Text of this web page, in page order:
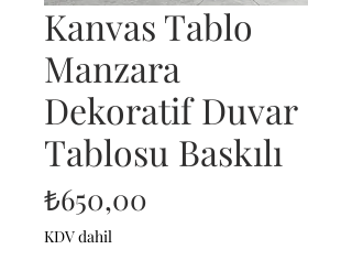
Kanvas Tablo
Manzara
Dekoratif Duvar
Tablosu Baskılı
₺650,00
KDV dahil